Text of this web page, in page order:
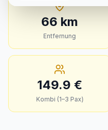
66 km
Entfernung
149.9 €
Kombi (1–3 Pax)